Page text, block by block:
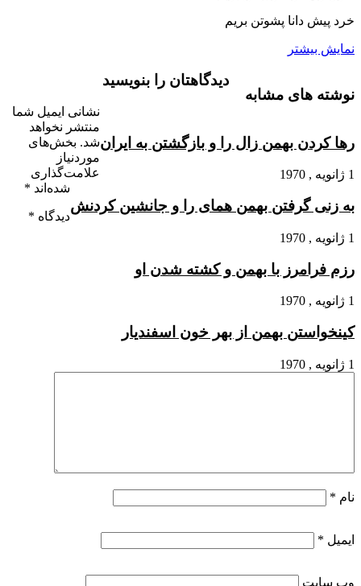
خرد پیش دانا پشوتن بریم‏
نمایش بیشتر
نوشته های مشابه
رها کردن بهمن زال را و بازگشتن به ایران
1 ژانویه , 1970
به زنى گرفتن بهمن هماى را و جانشین کردنش
1 ژانویه , 1970
رزم فرامرز با بهمن و کشته شدن او
1 ژانویه , 1970
کین‏خواستن بهمن از بهر خون اسفندیار
1 ژانویه , 1970
دیدگاهتان را بنویسید
نشانی ایمیل شما
منتشر نخواهد
شد. بخش‌های
موردنیاز
علامت‌گذاری
شده‌اند *
دیدگاه *
نام *
ایمیل *
وب‌ سایت